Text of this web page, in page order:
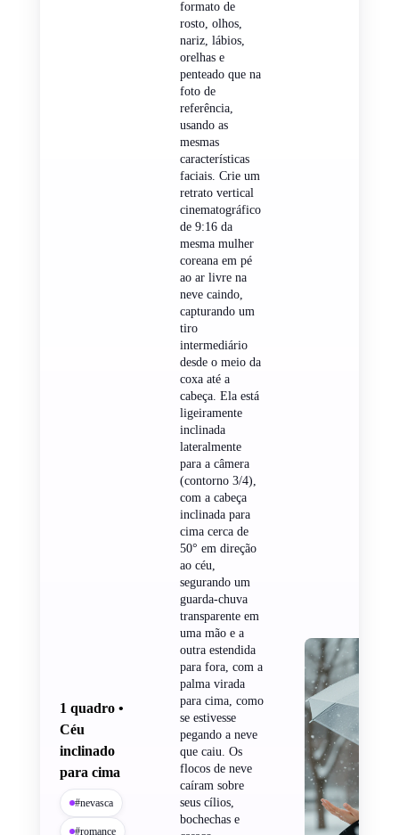
1 quadro •
Céu
inclinado
para cima
#nevasca
#romance
formato de
rosto, olhos,
nariz, lábios,
orelhas e
penteado que na
foto de
referência,
usando as
mesmas
características
faciais. Crie um
retrato vertical
cinematográfico
de 9:16 da
mesma mulher
coreana em pé
ao ar livre na
neve caindo,
capturando um
tiro
intermediário
desde o meio da
coxa até a
cabeça. Ela está
ligeiramente
inclinada
lateralmente
para a câmera
(contorno 3/4),
com a cabeça
inclinada para
cima cerca de
50° em direção
ao céu,
segurando um
guarda-chuva
transparente em
uma mão e a
outra estendida
para fora, com a
palma virada
para cima, como
se estivesse
pegando a neve
que caiu. Os
flocos de neve
caíram sobre
seus cílios,
bochechas e